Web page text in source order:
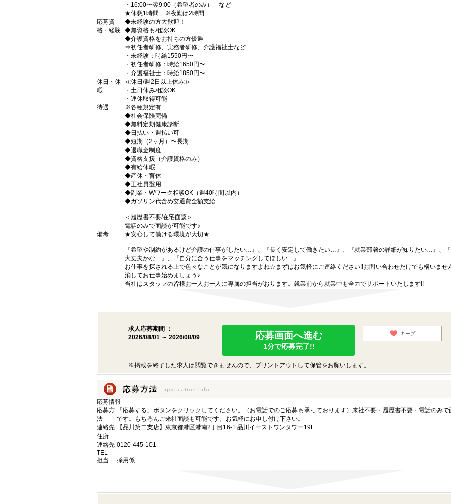
・16:00〜翌9:00（希望者のみ） など
★休憩1時間 ※夜勤は2時間
応募資
格・経験
◆未経験の方大歓迎！
◆無資格も相談OK
◆介護資格をお持ちの方優遇
⇒初任者研修、実務者研修、介護福祉士など
・未経験：時給1550円〜
・初任者研修：時給1650円〜
・介護福祉士：時給1850円〜
休日・休
暇
≪休日/週2日以上休み≫
・土日休み相談OK
・連休取得可能
待遇
※各種規定有
◆社会保険完備
◆無料定期健康診断
◆日払い・週払い可
◆短期（2ヶ月）〜長期
◆退職金制度
◆資格支援（介護資格のみ）
◆有給休暇
◆産休・育休
◆正社員登用
◆副業・Wワーク相談OK（週40時間以内）
◆ガソリン代含め交通費全額支給
＜履歴書不要/在宅面談＞
電話のみで面談が可能です♪
備考
★安心して働ける環境が大切★
『希望や制約があるけど介護の仕事がしたい…』、『長く安定して働きたい…』、『就業部署の詳細が知りたい…』、
大丈夫かな…』、『自分に合う仕事をマッチングしてほしい…』
お仕事を探される上で色々なことが気になりますよね☆まずはお気軽にご連絡ください!!お問い合わせだけでも構いませ
消してお仕事始めましょう♪
当社はスタッフの皆様お一人お一人に専属の担当がおります。就業前から就業中も全力でサポートいたします!!
求人応募期間 ：
2026/08/01 ～ 2026/08/09
応募画面へ進む
1分で応募完了!!
キープ
※掲載を終了した求人は閲覧できませんので、プリントアウトして保管をお願いします。
応募情報
応募方
法
「応募する」ボタンをクリックしてください。（お電話でのご応募も承っております）来社不要・履歴書不要・電話のみで
です。もちろんご来社面談も可能です。お気軽にお申し付け下さい。
連絡先
住所
【品川第二支店】東京都港区港南2丁目16-1 品川イーストワンタワー19F
連絡先
TEL
0120-445-101
担当 採用係